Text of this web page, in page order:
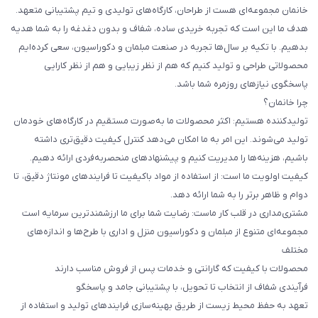
خانمان مجموعه‌ای هست از طراحان، کارگاه‌های تولیدی و تیم پشتیبانی متعهد.
هدف ما این است که تجربه خریدی ساده، شفاف و بدون دغدغه را به شما هدیه
بدهیم. با تکیه بر سال‌ها تجربه در صنعت مبلمان و دکوراسیون، سعی کرده‌ایم
محصولاتی طراحی و تولید کنیم که هم از نظر زیبایی و هم از نظر کارایی
پاسخگوی نیازهای روزمره شما باشد.
چرا خانمان؟
تولیدکننده هستیم: اکثر محصولات ما به‌صورت مستقیم در کارگاه‌های خودمان
تولید می‌شوند. این امر به ما امکان می‌دهد کنترل کیفیت دقیق‌تری داشته
باشیم، هزینه‌ها را مدیریت کنیم و پیشنهادهای منحصربه‌فردی ارائه دهیم.
کیفیت اولویت ما است: از استفاده از مواد باکیفیت تا فرایندهای مونتاژ دقیق، تا
دوام و ظاهر برتر را به شما ارائه دهد.
مشتری‌مداری در قلب کار ماست: رضایت شما برای ما ارزشمندترین سرمایه است
مجموعه‌ای متنوع از مبلمان و دکوراسیون منزل و اداری با طرح‌ها و اندازه‌های
مختلف
محصولات با کیفیت که گارانتی و خدمات پس از فروش مناسب دارند
فرآیندی شفاف از انتخاب تا تحویل، با پشتیبانی جامد و پاسخگو
تعهد به حفظ محیط زیست از طریق بهینه‌سازی فرایندهای تولید و استفاده از